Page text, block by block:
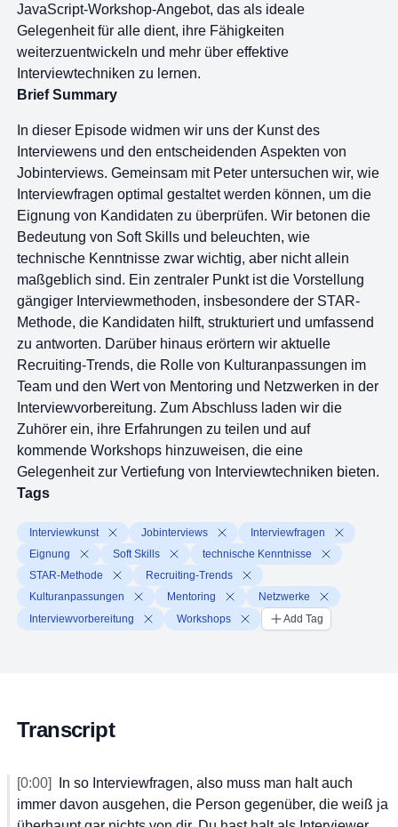
JavaScript-Workshop-Angebot, das als ideale
Gelegenheit für alle dient, ihre Fähigkeiten
weiterzuentwickeln und mehr über effektive
Interviewtechniken zu lernen.
Brief Summary
In dieser Episode widmen wir uns der Kunst des
Interviewens und den entscheidenden Aspekten von
Jobinterviews. Gemeinsam mit Peter untersuchen wir, wie
Interviewfragen optimal gestaltet werden können, um die
Eignung von Kandidaten zu überprüfen. Wir betonen die
Bedeutung von Soft Skills und beleuchten, wie
technische Kenntnisse zwar wichtig, aber nicht allein
maßgeblich sind. Ein zentraler Punkt ist die Vorstellung
gängiger Interviewmethoden, insbesondere der STAR-
Methode, die Kandidaten hilft, strukturiert und umfassend
zu antworten. Darüber hinaus erörtern wir aktuelle
Recruiting-Trends, die Rolle von Kulturanpassungen im
Team und den Wert von Mentoring und Netzwerken in der
Interviewvorbereitung. Zum Abschluss laden wir die
Zuhörer ein, ihre Erfahrungen zu teilen und auf
kommende Workshops hinzuweisen, die eine
Gelegenheit zur Vertiefung von Interviewtechniken bieten.
Tags
Interviewkunst Jobinterviews
Interviewfragen
Eignung
Soft Skills
technische Kenntnisse
STAR-Methode
Recruiting-Trends
Kulturanpassungen
Mentoring
Netzwerke
Interviewvorbereitung
Workshops Add Tag
Transcript
[0:00] In so Interviewfragen, also muss man halt auch
immer davon ausgehen, die Person gegenüber, die weiß ja